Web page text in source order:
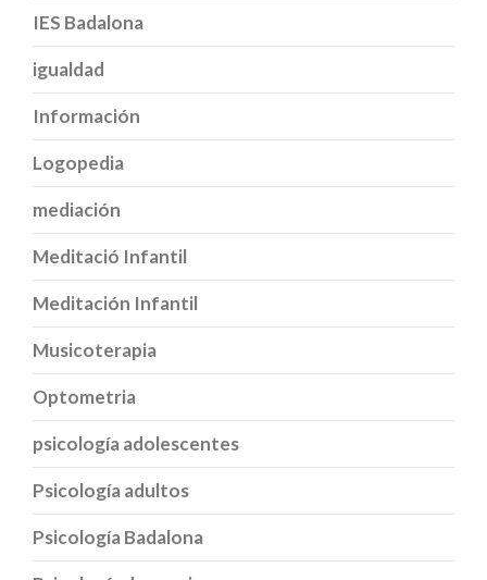
IES Badalona
igualdad
Información
Logopedia
mediación
Meditació Infantil
Meditación Infantil
Musicoterapia
Optometria
psicología adolescentes
Psicología adultos
Psicología Badalona